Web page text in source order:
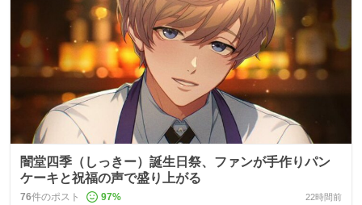
闇堂四季（しっきー）誕生日祭、ファンが手作りパン
ケーキと祝福の声で盛り上がる
76件のポスト 97% 22時間前